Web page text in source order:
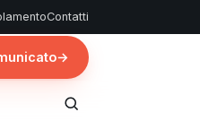
Contatti
→